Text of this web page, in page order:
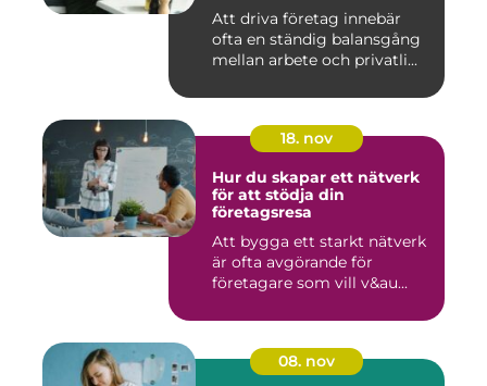
Att driva företag innebär
ofta en ständig balansgång
mellan arbete och privatli...
18. nov
Hur du skapar ett nätverk
för att stödja din
företagsresa
Att bygga ett starkt nätverk
är ofta avgörande för
företagare som vill v&au...
08. nov